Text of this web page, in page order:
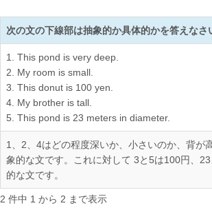
次の文の下線部は抽象的か具体的かを答えなさ
1. This pond is very deep.
2. My room is small.
3. This donut is 100 yen.
4. My brother is tall.
5. This pond is 23 meters in diameter.
1、2、4はどの程度深いか、小さいのか、背が
象的な文です。これに対して 3と5は100円、
的な文です。
2 件中 1 から 2 まで表示